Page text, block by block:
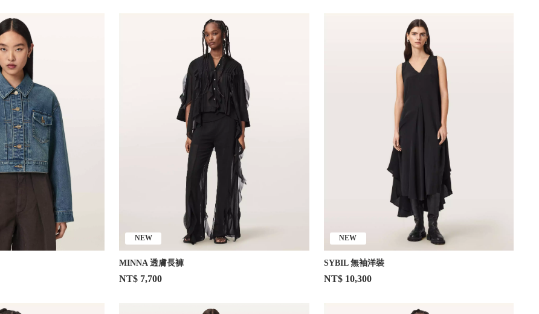
NEW
MINNA 透膚長褲
NT$ 7,700
NEW
SYBIL 無袖洋裝
NT$ 10,300